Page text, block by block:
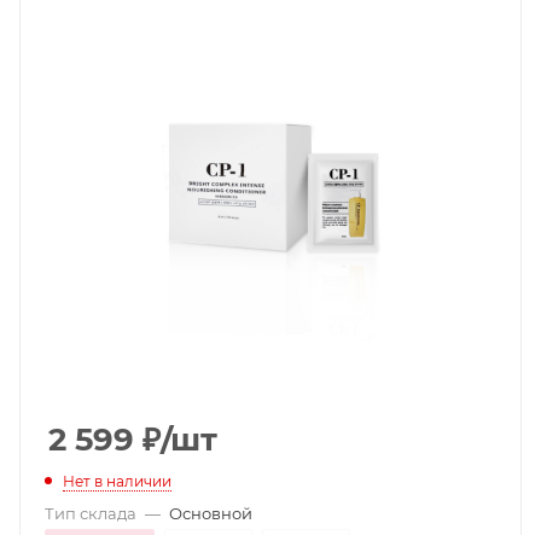
2 599 ₽/шт
Нет в наличии
Тип склада — Основной